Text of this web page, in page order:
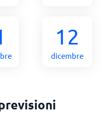
12
dicembre